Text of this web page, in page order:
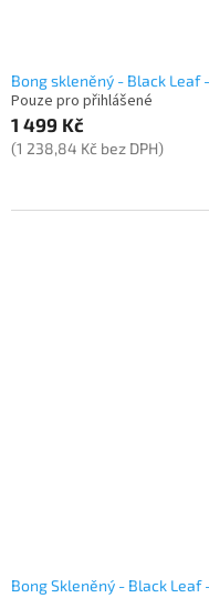
Bong skleněný - Black Leaf
Pouze pro přihlášené
1 499 Kč
(1 238,84 Kč bez DPH)
Bong Skleněný - Black Leaf -